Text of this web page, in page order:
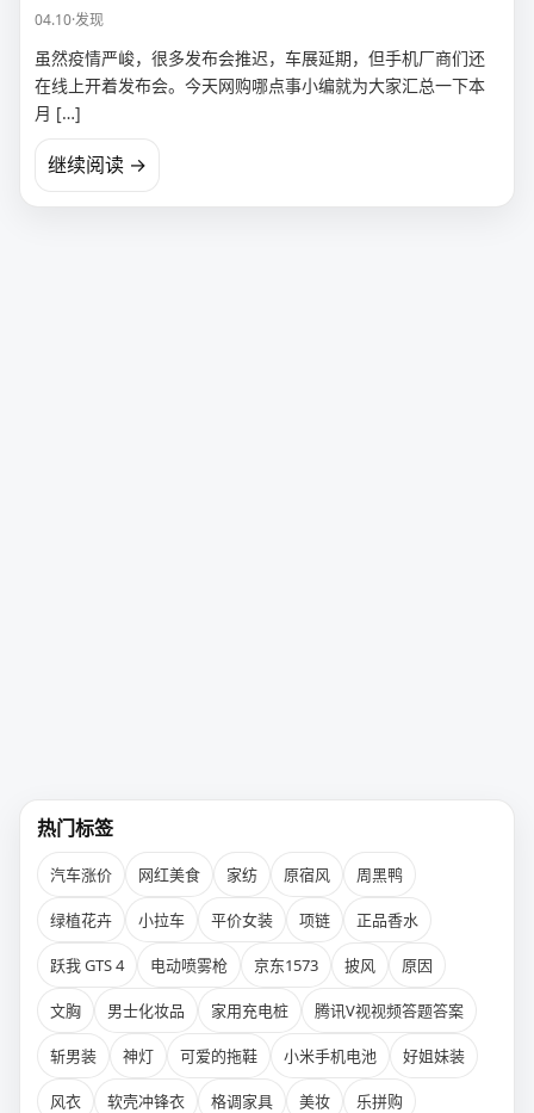
04.10·发现
虽然疫情严峻，很多发布会推迟，车展延期，但手机厂商们还
在线上开着发布会。今天网购哪点事小编就为大家汇总一下本
月 […]
继续阅读 →
热门标签
汽车涨价 网红美食 家纺 原宿风 周黑鸭
绿植花卉 小拉车 平价女装 项链 正品香水
跃我 GTS 4 电动喷雾枪 京东1573 披风 原因
文胸 男士化妆品 家用充电桩 腾讯V视视频答题答案
斩男装 神灯 可爱的拖鞋 小米手机电池 好姐妹装
风衣 软壳冲锋衣 格调家具 美妆 乐拼购